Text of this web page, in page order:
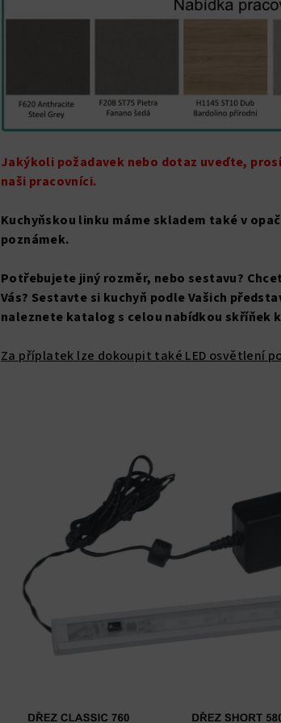
Jakýkoli požadavek nebo dotaz uveďte,
naši pracovníci.
Kuchyňskou linku máme skladem také v
poznámek.
Potřebujete jiný rozměr, nebo sestavu?
Vás? Sestavte si kuchyň podle Vašich
naleznete katalog s celou nabídkou skříňek
Za příplatek lze dokoupit také LED osvětlení